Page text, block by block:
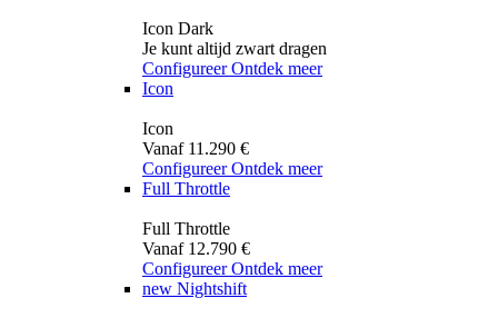
Icon Dark
Je kunt altijd zwart dragen
Configureer Ontdek meer
Icon
Icon
Vanaf 11.290 €
Configureer Ontdek meer
Full Throttle
Full Throttle
Vanaf 12.790 €
Configureer Ontdek meer
new Nightshift